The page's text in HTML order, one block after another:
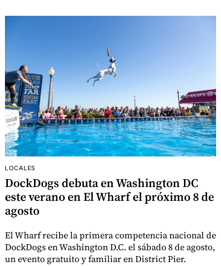
LOCALES
DockDogs debuta en Washington DC
este verano en El Wharf el próximo 8 de
agosto
El Wharf recibe la primera competencia nacional de
DockDogs en Washington D.C. el sábado 8 de agosto,
un evento gratuito y familiar en District Pier.